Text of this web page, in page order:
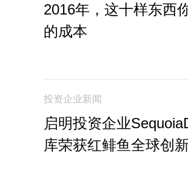
2016年，这十样东西
的成本
投资企业新闻
启明投资企业
库荣获红鲱鱼全球创